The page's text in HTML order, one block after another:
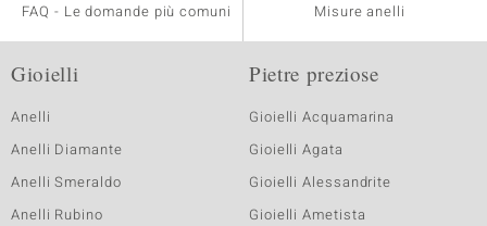
FAQ - Le domande più comuni
Misure anelli
Gioielli
Anelli
Anelli Diamante
Anelli Smeraldo
Anelli Rubino
Pietre preziose
Gioielli Acquamarina
Gioielli Agata
Gioielli Alessandrite
Gioielli Ametista